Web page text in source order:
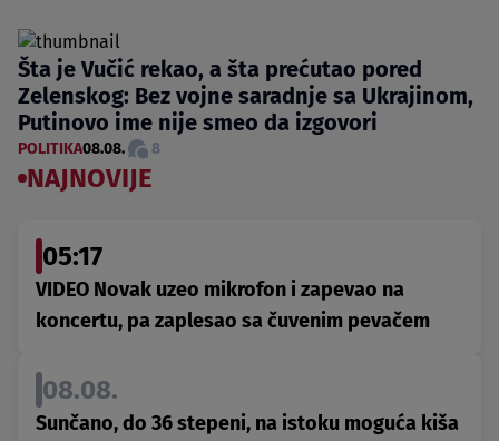
Šta je Vučić rekao, a šta prećutao pored
Zelenskog: Bez vojne saradnje sa Ukrajinom,
Putinovo ime nije smeo da izgovori
POLITIKA08.08. 8
NAJNOVIJE
05:17
VIDEO Novak uzeo mikrofon i zapevao na
koncertu, pa zaplesao sa čuvenim pevačem
08.08.
Sunčano, do 36 stepeni, na istoku moguća kiša